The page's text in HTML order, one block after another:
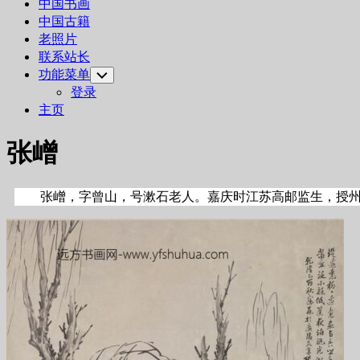
中国古籍
老照片
联系站长
功能菜单 Toggle
Child
Menu
登录
主页
张嶒
张嶒，字曾山，号漱石老人。嘉庆时江苏高邮监生，授